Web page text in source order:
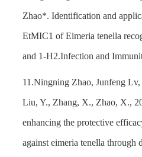
Zhao*. Identification and
EtMIC1 of Eimeria tenella
and 1-H2.Infection and
11.Ningning Zhao, Junfeng
Liu, Y., Zhang, X., Zhao, X.,
enhancing the protective
against eimeria tenella through